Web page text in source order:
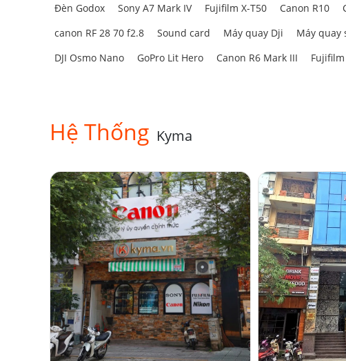
Đèn Godox
Sony A7 Mark IV Fujifilm X-T50 Canon R10
canon RF 28 70 f2.8
Sound card Máy quay Dji Máy quay
DJI Osmo Nano
GoPro Lit Hero Canon R6 Mark III Fujifilm
Hệ Thống Kyma